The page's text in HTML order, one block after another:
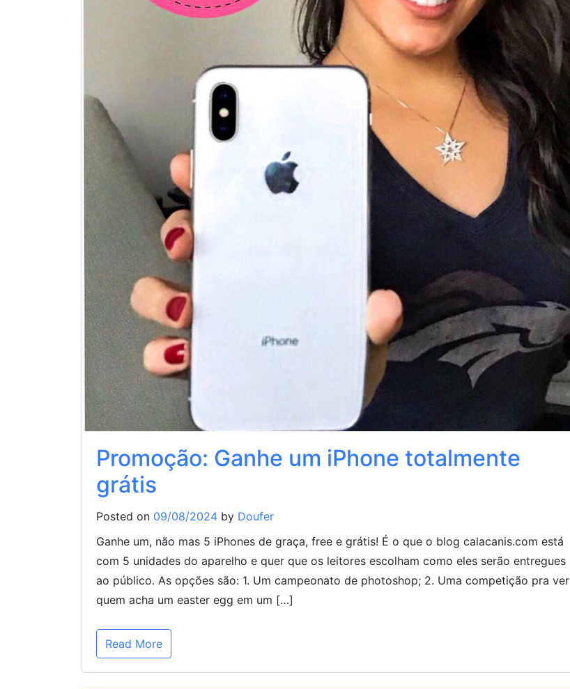
Promoção: Ganhe um iPhone totalmente
grátis
Posted on 09/08/2024 by Doufer
Ganhe um, não mas 5 iPhones de graça, free e grátis! É o que o blog calacanis.com está
com 5 unidades do aparelho e quer que os leitores escolham como eles serão entregues
ao público. As opções são: 1. Um campeonato de photoshop; 2. Uma competição pra ver
quem acha um easter egg em um […]
Read More